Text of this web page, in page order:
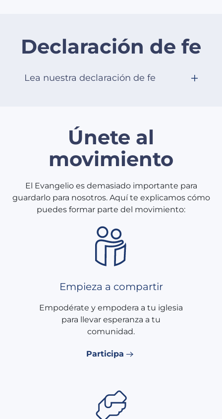
Declaración de fe
Lea nuestra declaración de fe
Únete al
movimiento
El Evangelio es demasiado importante para
guardarlo para nosotros. Aquí te explicamos cómo
puedes formar parte del movimiento:
Empieza a compartir
Empodérate y empodera a tu iglesia
para llevar esperanza a tu
comunidad.
Participa